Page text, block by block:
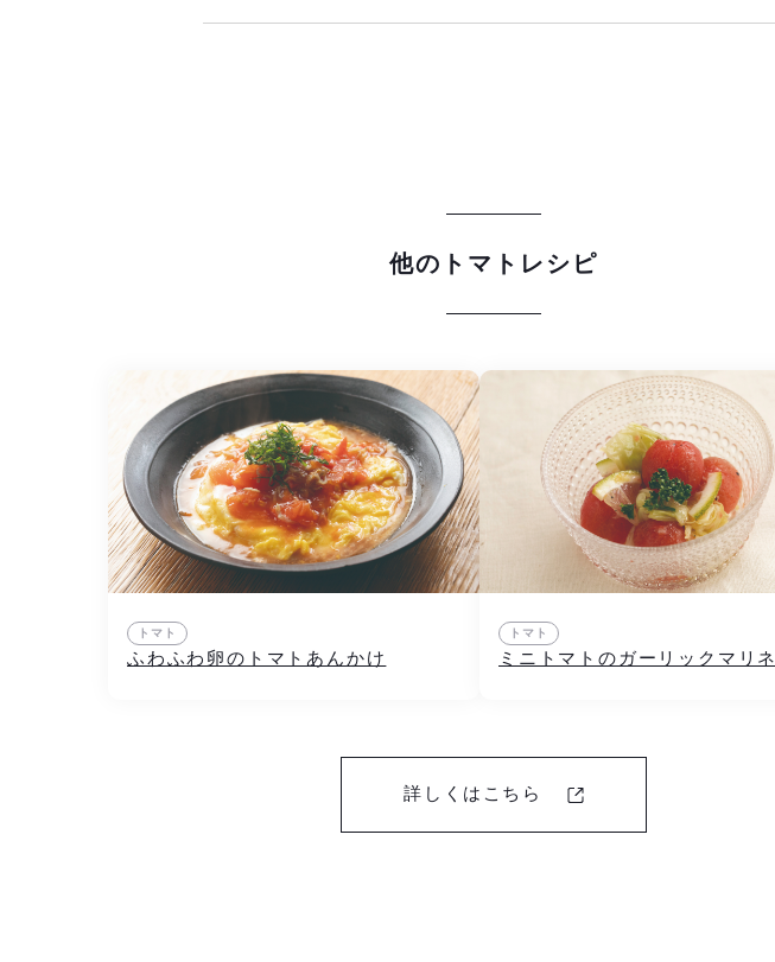
他のトマトレシピ
トマト
ふわふわ卵のトマトあんかけ
トマト
ミニトマトのガーリックマリネ
詳しくはこちら